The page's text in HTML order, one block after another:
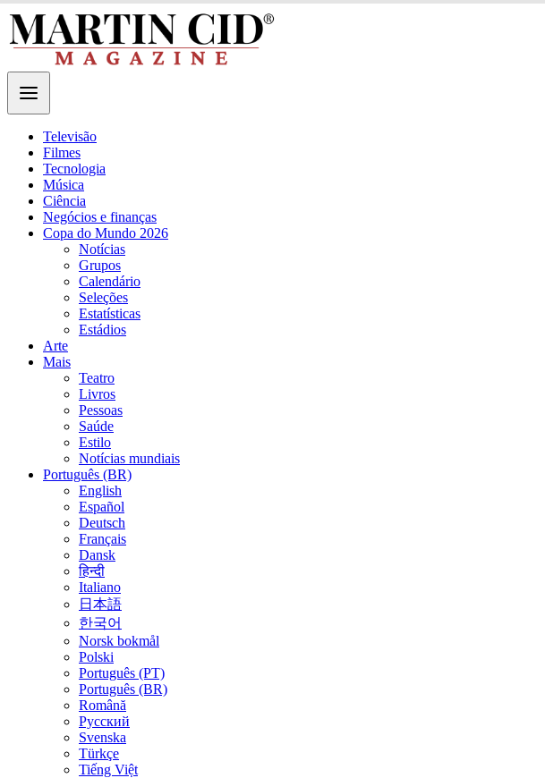
Televisão
Filmes
Tecnologia
Música
Ciência
Negócios e finanças
Copa do Mundo 2026
Notícias
Grupos
Calendário
Seleções
Estatísticas
Estádios
Arte
Mais
Teatro
Livros
Pessoas
Saúde
Estilo
Notícias mundiais
Português (BR)
English
Español
Deutsch
Français
Dansk
हिन्दी
Italiano
日本語
한국어
Norsk bokmål
Polski
Português (PT)
Português (BR)
Română
Русский
Svenska
Türkçe
Tiếng Việt